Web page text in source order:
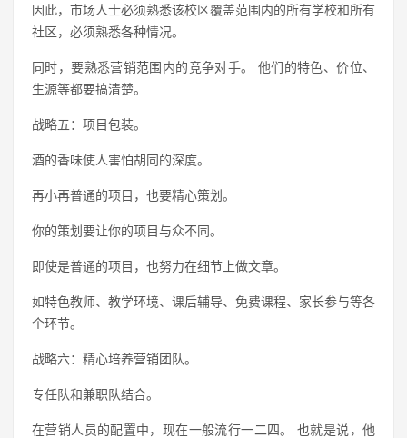
因此，市场人士必须熟悉该校区覆盖范围内的所有学校和所有
社区，必须熟悉各种情况。
同时，要熟悉营销范围内的竞争对手。 他们的特色、价位、
生源等都要搞清楚。
战略五：项目包装。
酒的香味使人害怕胡同的深度。
再小再普通的项目，也要精心策划。
你的策划要让你的项目与众不同。
即使是普通的项目，也努力在细节上做文章。
如特色教师、教学环境、课后辅导、免费课程、家长参与等各
个环节。
战略六：精心培养营销团队。
专任队和兼职队结合。
在营销人员的配置中，现在一般流行一二四。 也就是说，他